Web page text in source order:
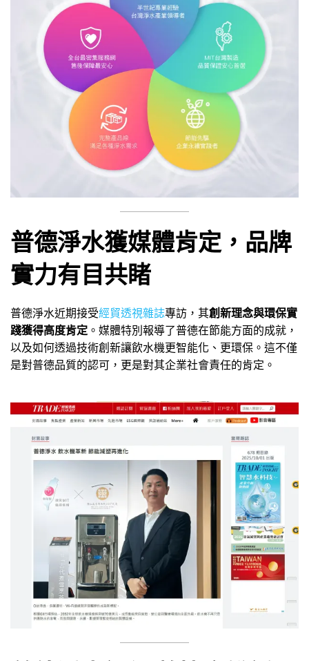
普德淨水獲媒體肯定，品牌
實力有目共睹
普德淨水近期接受經貿透視雜誌專訪，其創新理念與環保實
踐獲得高度肯定 。媒體特別報導了普德在節能方面的成就，
以及如何透過技術創新讓飲水機更智能化、更環保。這不僅
是對普德品質的認可，更是對其企業社會責任的肯定。